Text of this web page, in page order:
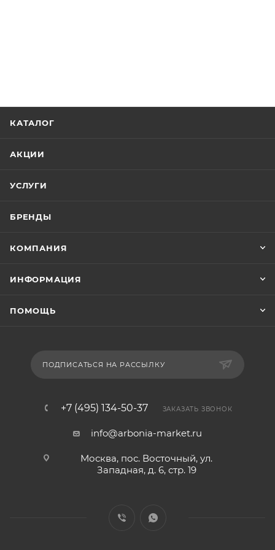
КАТАЛОГ
АКЦИИ
УСЛУГИ
БРЕНДЫ
КОМПАНИЯ
ИНФОРМАЦИЯ
ПОМОЩЬ
ПОДПИСАТЬСЯ НА РАССЫЛКУ
+7 (495) 134-50-37 ЗАКАЗАТЬ ЗВОНОК
info@arbonia-market.ru
Москва, пос. Восточный, ул.
Западная, д. 6, стр. 19